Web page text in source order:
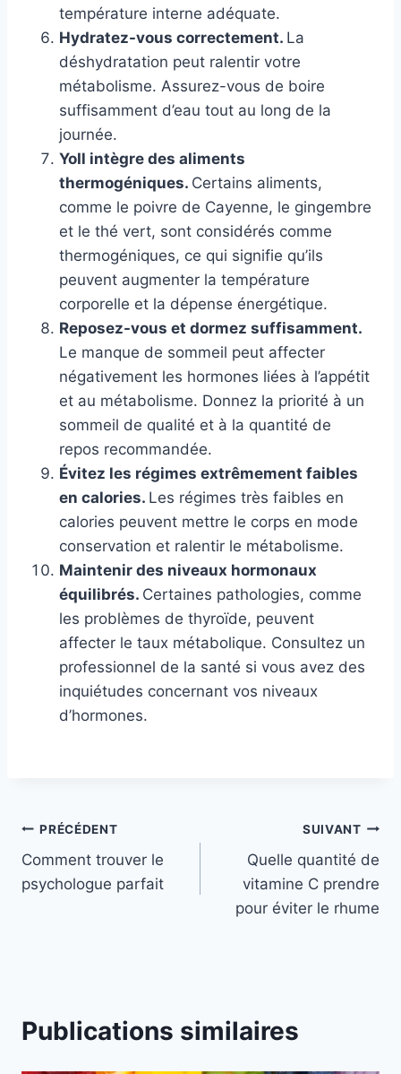
température interne adéquate.
Hydratez-vous correctement. La
déshydratation peut ralentir votre
métabolisme. Assurez-vous de boire
suffisamment d’eau tout au long de la
journée.
YoIl intègre des aliments
thermogéniques. Certains aliments,
comme le poivre de Cayenne, le gingembre
et le thé vert, sont considérés comme
thermogéniques, ce qui signifie qu’ils
peuvent augmenter la température
corporelle et la dépense énergétique.
Reposez-vous et dormez suffisamment.
Le manque de sommeil peut affecter
négativement les hormones liées à l’appétit
et au métabolisme. Donnez la priorité à un
sommeil de qualité et à la quantité de
repos recommandée.
Évitez les régimes extrêmement faibles
en calories. Les régimes très faibles en
calories peuvent mettre le corps en mode
conservation et ralentir le métabolisme.
Maintenir des niveaux hormonaux
équilibrés. Certaines pathologies, comme
les problèmes de thyroïde, peuvent
affecter le taux métabolique. Consultez un
professionnel de la santé si vous avez des
inquiétudes concernant vos niveaux
d’hormones.
Navigation
de
PRÉCÉDENT
Comment trouver le
psychologue parfait
SUIVANT
Quelle quantité de
vitamine C prendre
pour éviter le rhume
Publications similaires